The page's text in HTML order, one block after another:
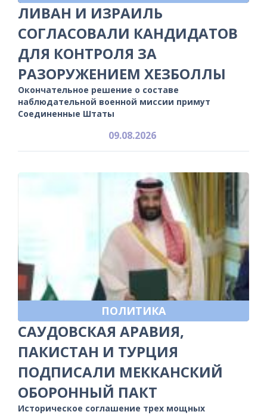
ЛИВАН И ИЗРАИЛЬ
СОГЛАСОВАЛИ КАНДИДАТОВ
ДЛЯ КОНТРОЛЯ ЗА
РАЗОРУЖЕНИЕМ ХЕЗБОЛЛЫ
Окончательное решение о составе
наблюдательной военной миссии примут
Соединенные Штаты
09.08.2026
ПОЛИТИКА
САУДОВСКАЯ АРАВИЯ,
ПАКИСТАН И ТУРЦИЯ
ПОДПИСАЛИ МЕККАНСКИЙ
ОБОРОННЫЙ ПАКТ
Историческое соглашение трех мощных